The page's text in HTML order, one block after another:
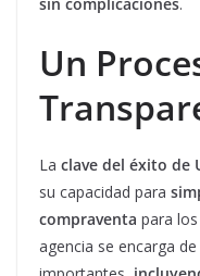
Un
La clave del éxito de
su capacidad para
compraventa para
agencia se encarga